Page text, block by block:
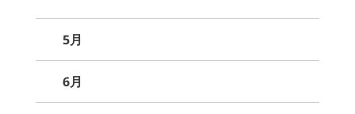
5月
6月